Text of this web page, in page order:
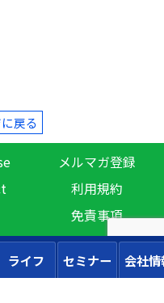
戻る
メルマガ登録
利用規約
免責事項
ライフ セミナー 会社